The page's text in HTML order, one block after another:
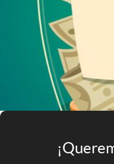
Mundial 2026
Eventos Corporativos
El Cronista Studio